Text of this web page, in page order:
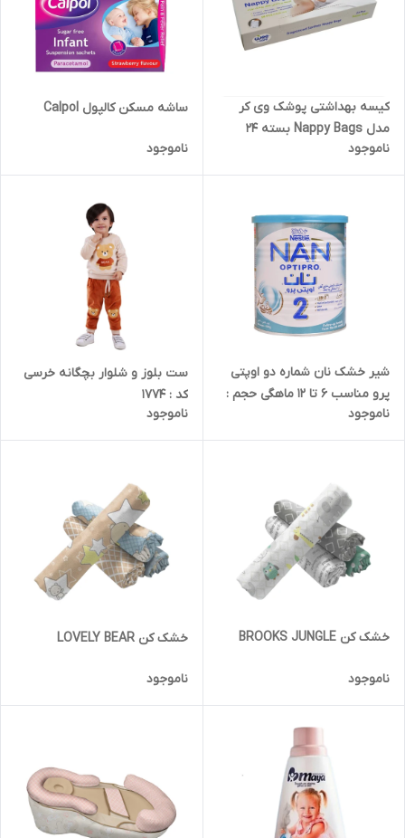
کیسه بهداشتی پوشک وی کر
مدل Nappy Bags بسته 24
عددی
ناموجود
ساشه مسکن کالپول Calpol
ناموجود
شیر خشک نان شماره دو اوپتی
پرو مناسب 6 تا 12 ماهگی حجم :
400 گرم
ناموجود
ست بلوز و شلوار بچگانه خرسی
کد : 1774
ناموجود
خشک کن BROOKS JUNGLE
ناموجود
خشک کن LOVELY BEAR
ناموجود